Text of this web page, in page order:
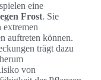
spielen eine
Frost. Sie
extremen
auftreten können.
trägt dazu
von